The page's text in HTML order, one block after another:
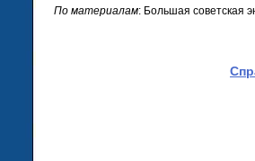
По материалам: Большая советская